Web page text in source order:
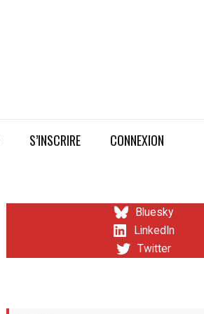
S’INSCRIRE CONNEXION
Bluesky
LinkedIn
Twitter